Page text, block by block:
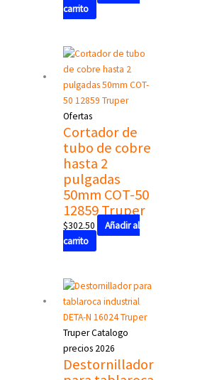
carrito
Ofertas
Cortador de
tubo de cobre
hasta 2
pulgadas
50mm COT-50
12859 Truper
$302.50
Añadir al
carrito
Truper Catalogo
precios 2026
Destornillador